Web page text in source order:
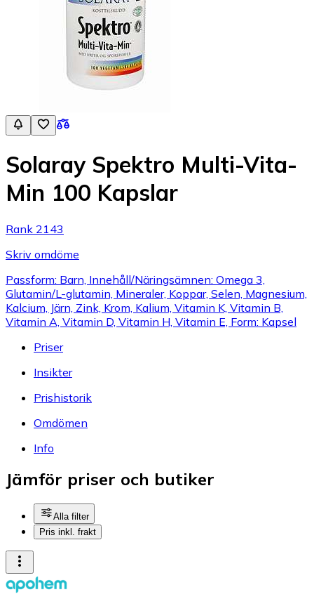
Solaray Spektro Multi-Vita-
Min 100 Kapslar
Rank 2143
Skriv omdöme
Passform: Barn, Innehåll/Näringsämnen: Omega 3,
Glutamin/L-glutamin, Mineraler, Koppar, Selen, Magnesium,
Kalcium, Järn, Zink, Krom, Kalium, Vitamin K, Vitamin B,
Vitamin A, Vitamin D, Vitamin H, Vitamin E, Form: Kapsel
Priser
Insikter
Prishistorik
Omdömen
Info
Jämför priser och butiker
Alla filter
Pris inkl. frakt